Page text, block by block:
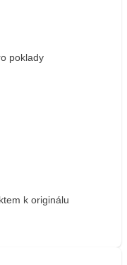
poklady
k originálu